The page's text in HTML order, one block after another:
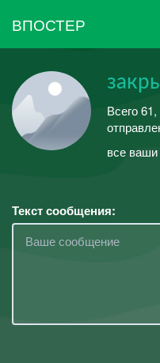
ВПОСТЕР
Всего
ㅤвсе
Текст сообщения: